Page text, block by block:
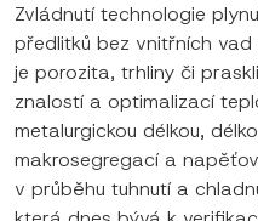
Zvládnutí technologie
předlitků bez vnitřních
je porozita, trhliny či
znalostí a optimalizací
metalurgickou délkou,
makrosegregací a
v průběhu tuhnutí a